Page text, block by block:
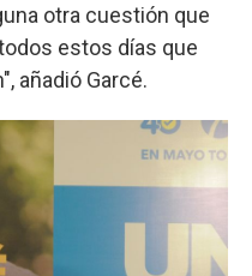
otra cuestión que
estos días que
añadió Garcé.